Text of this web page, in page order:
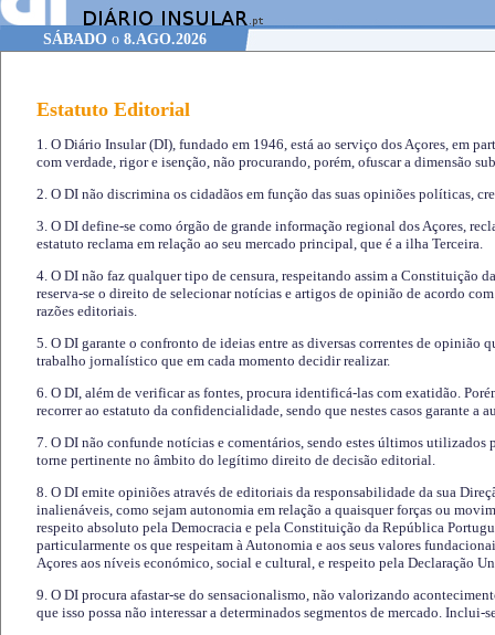
SÁBADOo 8.AGO.2026
Estatuto Editorial
1. O Diário Insular (DI), fundado em 1946, está ao serviço dos Açores, em
com verdade, rigor e isenção, não procurando, porém, ofuscar a dimensão
2. O DI não discrimina os cidadãos em função das suas opiniões políticas,
3. O DI define-se como órgão de grande informação regional dos Açores,
estatuto reclama em relação ao seu mercado principal, que é a ilha Terceira.
4. O DI não faz qualquer tipo de censura, respeitando assim a Constituição
reserva-se o direito de selecionar notícias e artigos de opinião de acordo
razões editoriais.
5. O DI garante o confronto de ideias entre as diversas correntes de opinião
trabalho jornalístico que em cada momento decidir realizar.
6. O DI, além de verificar as fontes, procura identificá-las com exatidão.
recorrer ao estatuto da confidencialidade, sendo que nestes casos garante a
7. O DI não confunde notícias e comentários, sendo estes últimos utilizados
torne pertinente no âmbito do legítimo direito de decisão editorial.
8. O DI emite opiniões através de editoriais da responsabilidade da sua
inalienáveis, como sejam autonomia em relação a quaisquer forças ou
respeito absoluto pela Democracia e pela Constituição da República
particularmente os que respeitam à Autonomia e aos seus valores
Açores aos níveis económico, social e cultural, e respeito pela Declaração
9. O DI procura afastar-se do sensacionalismo, não valorizando
que isso possa não interessar a determinados segmentos de mercado.